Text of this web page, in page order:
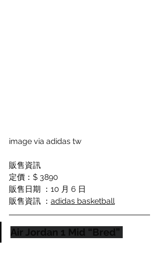
image via adidas tw
販售資訊
定價：$ 3890
販售日期 ：10 月 6 日
販售資訊 ： adidas basketball
Air Jordan 1 Mid “Bred”